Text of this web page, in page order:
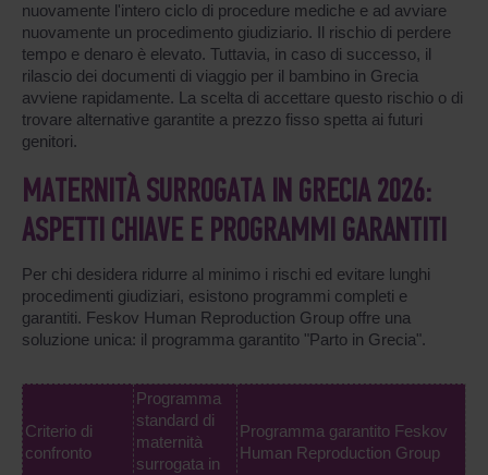
nuovamente l'intero ciclo di procedure mediche e ad avviare
nuovamente un procedimento giudiziario. Il rischio di perdere
tempo e denaro è elevato. Tuttavia, in caso di successo, il
rilascio dei documenti di viaggio per il bambino in Grecia
avviene rapidamente. La scelta di accettare questo rischio o di
trovare alternative garantite a prezzo fisso spetta ai futuri
genitori.
MATERNITÀ SURROGATA IN GRECIA 2026:
ASPETTI CHIAVE E PROGRAMMI GARANTITI
Per chi desidera ridurre al minimo i rischi ed evitare lunghi
procedimenti giudiziari, esistono programmi completi e
garantiti. Feskov Human Reproduction Group offre una
soluzione unica: il programma garantito "Parto in Grecia".
Criterio di
confronto
Programma
standard di
maternità
surrogata in
Programma garantito Feskov
Human Reproduction Group